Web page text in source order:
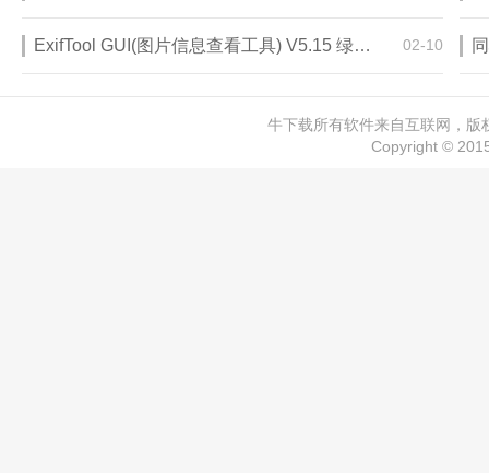
ExifTool GUI(图片信息查看工具) V5.15 绿色版 02-10
牛下载所有软件来自互联网，
Copyright ©